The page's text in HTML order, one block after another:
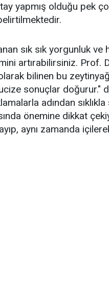
yapmış olduğu pek
sık sık yorgunluk ve
artırabilirsiniz. Prof.
bilinen bu
sonuçlar doğurur."
adından
önemine dikkat
aynı zamanda